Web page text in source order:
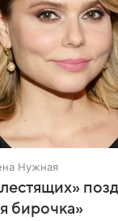
Нужная
бирочка»